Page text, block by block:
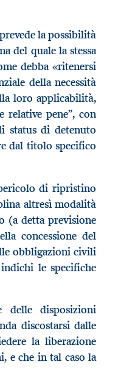
la possibilità
del quale la stessa
debba «ritenersi
della necessità
loro applicabilità,
relative pene”, con
status di detenuto
dal titolo specifico
di ripristino
altresì modalità
(a detta previsione
concessione del
obbligazioni civili
le specifiche
delle disposizioni
discostarsi dalle
la liberazione
e che in tal caso la